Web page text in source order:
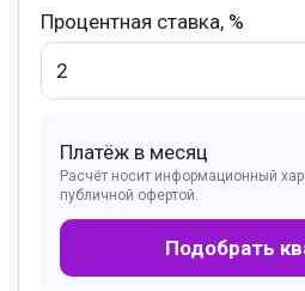
Процентная ставка, %
Платёж в месяц
Расчёт носит информационный
публичной офертой.
Подобрать